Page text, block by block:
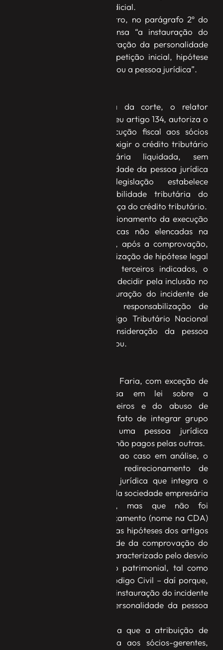
em título executivo extrajudicial.
Todavia, segundo o ministro, no parágrafo 2º do
artigo 134, o CPC dispensa “a instauração do
incidente se a desconsideração da personalidade
jurídica for requerida na petição inicial, hipótese
em que será citado o sócio ou a pessoa jurídica”.
Citando a jurisprudência da corte, o relator
destacou que o CTN, em seu artigo 134, autoriza o
redirecionamento da execução fiscal aos sócios
quando não for possível exigir o crédito tributário
da sociedade empresária liquidada, sem
desconsiderar a personalidade da pessoa jurídica
devedora, pois a legislação estabelece
previamente a responsabilidade tributária do
terceiro e permite a cobrança do crédito tributário.
“Caso o pedido de redirecionamento da execução
fiscal mire pessoas jurídicas não elencadas na
Certidão de Dívida Ativa, após a comprovação,
pela Fazenda, da caracterização de hipótese legal
de responsabilização dos terceiros indicados, o
magistrado também pode decidir pela inclusão no
polo passivo sem a instauração do incidente de
desconsideração, pois a responsabilização de
terceiros tratada no Código Tributário Nacional
não necessita da desconsideração da pessoa
jurídica devedora”, observou.
De acordo com Gurgel de Faria, com exceção de
previsão prévia expressa em lei sobre a
responsabilidade de terceiros e do abuso de
personalidade jurídica, o fato de integrar grupo
econômico não torna uma pessoa jurídica
responsável pelos tributos não pagos pelas outras.
Ao decidir aplicar o IDPJ ao caso em análise, o
relator explicou que “o redirecionamento de
execução fiscal a pessoa jurídica que integra o
mesmo grupo econômico da sociedade empresária
originalmente executada, mas que não foi
identificada no ato de lançamento (nome na CDA)
ou que não se enquadra nas hipóteses dos artigos
134 e 135 do CTN, depende da comprovação do
abuso de personalidade, caracterizado pelo desvio
de finalidade ou confusão patrimonial, tal como
consta do artigo 50 do Código Civil – daí porque,
nesse caso, é necessária a instauração do incidente
de desconsideração da personalidade da pessoa
O ministro destacou ainda que a atribuição de
responsabilidade tributária aos sócios-gerentes,